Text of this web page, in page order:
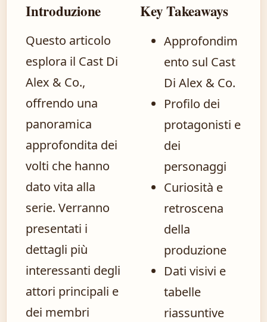
Introduzione
Questo articolo
esplora il Cast Di
Alex & Co.,
offrendo una
panoramica
approfondita dei
volti che hanno
dato vita alla
serie. Verranno
presentati i
dettagli più
interessanti degli
attori principali e
dei membri
Key Takeaways
Approfondim
ento sul Cast
Di Alex & Co.
Profilo dei
protagonisti e
dei
personaggi
Curiosità e
retroscena
della
produzione
Dati visivi e
tabelle
riassuntive